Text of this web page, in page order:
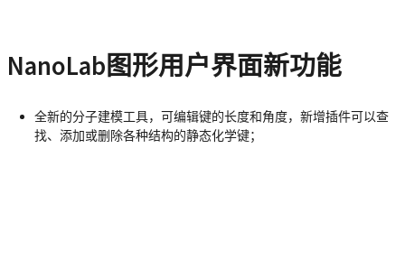
NanoLab图形用户界面新功能
全新的分子建模工具，可编辑键的长度和角度，新增插件可以查
找、添加或删除各种结构的静态化学键；